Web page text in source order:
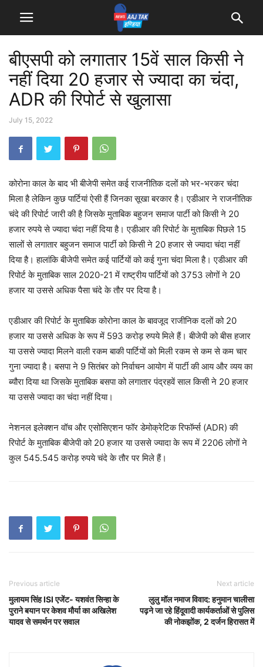
बीएसपी को लगातार 15वें साल किसी ने
नहीं दिया 20 हजार से ज्यादा का चंदा,
ADR की रिपोर्ट से खुलासा
July 15, 2022
कोरोना काल के बाद भी बीजेपी समेत कई राजनीतिक दलों को भर-भरकर चंदा
मिला है लेकिन कुछ पार्टियां ऐसी हैं जिनका सूखा बरकार है। एडीआर ने राजनीतिक
चंदे की रिपोर्ट जारी की है जिसके मुताबिक बहुजन समाज पार्टी को किसी ने 20
हजार रुपये से ज्यादा चंदा नहीं दिया है। एडीआर की रिपोर्ट के मुताबिक पिछले 15
सालों से लगातार बहुजन समाज पार्टी को किसी ने 20 हजार से ज्यादा चंदा नहीं
दिया है। हालांकि बीजेपी समेत कई पार्टियों को कई गुना चंदा मिला है। एडीआर की
रिपोर्ट के मुताबिक साल 2020-21 में राष्ट्रीय पार्टियों को 3753 लोगों ने 20
हजार या उससे अधिक पैसा चंदे के तौर पर दिया है।
एडीआर की रिपोर्ट के मुताबिक कोरोना काल के बावजूद राजीनिक दलों को 20
हजार या उससे अधिक के रूप में 593 करोड़ रुपये मिले हैं। बीजेपी को बीस हजार
या उससे ज्यादा मिलने वाली रकम बाकी पार्टियों को मिली रकम से कम से कम चार
गुना ज्यादा है। बसपा ने 9 सितंबर को निर्वाचन आयोग में पार्टी की आय और व्यय का
ब्यौरा दिया था जिसके मुताबिक बसपा को लगातार पंद्रहवें साल किसी ने 20 हजार
या उससे ज्यादा का चंदा नहीं दिया।
नेशनल इलेक्शन वॉच और एसोसिएशन फॉर डेमोक्रेटिक रिफॉर्म्स (ADR) की
रिपोर्ट के मुताबिक बीजेपी को 20 हजार या उससे ज्यादा के रूप में 2206 लोगों ने
कुल 545.545 करोड़ रुपये चंदे के तौर पर मिले हैं।
Previous article
मुलायम सिंह ISI एजेंट- यशवंत सिन्हा के
पुराने बयान पर केशव मौर्या का अखिलेश
यादव से समर्थन पर सवाल
Next article
लुलु मॉल नमाज विवाद: हनुमान चालीसा
पढ़ने जा रहे हिंदूवादी कार्यकर्ताओं से पुलिस
की नोकझोंक, 2 दर्जन हिरासत में